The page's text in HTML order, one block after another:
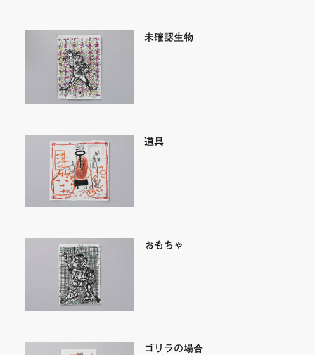
未確認生物
道具
おもちゃ
ゴリラの場合